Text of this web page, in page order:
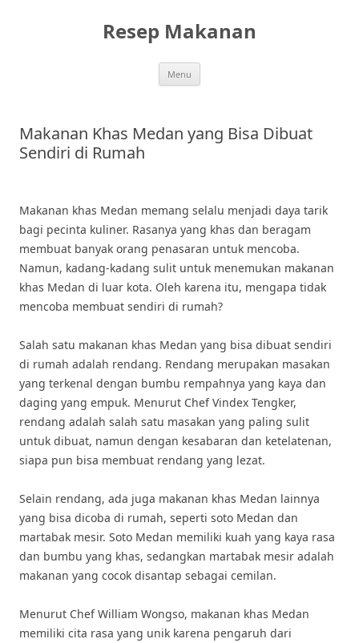
Resep Makanan
Menu
Makanan Khas Medan yang Bisa Dibuat
Sendiri di Rumah
Makanan khas Medan memang selalu menjadi daya tarik
bagi pecinta kuliner. Rasanya yang khas dan beragam
membuat banyak orang penasaran untuk mencoba.
Namun, kadang-kadang sulit untuk menemukan makanan
khas Medan di luar kota. Oleh karena itu, mengapa tidak
mencoba membuat sendiri di rumah?
Salah satu makanan khas Medan yang bisa dibuat sendiri
di rumah adalah rendang. Rendang merupakan masakan
yang terkenal dengan bumbu rempahnya yang kaya dan
daging yang empuk. Menurut Chef Vindex Tengker,
rendang adalah salah satu masakan yang paling sulit
untuk dibuat, namun dengan kesabaran dan ketelatenan,
siapa pun bisa membuat rendang yang lezat.
Selain rendang, ada juga makanan khas Medan lainnya
yang bisa dicoba di rumah, seperti soto Medan dan
martabak mesir. Soto Medan memiliki kuah yang kaya rasa
dan bumbu yang khas, sedangkan martabak mesir adalah
makanan yang cocok disantap sebagai cemilan.
Menurut Chef William Wongso, makanan khas Medan
memiliki cita rasa yang unik karena pengaruh dari